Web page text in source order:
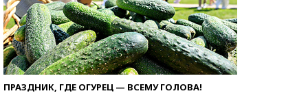
ПРАЗДНИК, ГДЕ ОГУРЕЦ — ВСЕМУ ГОЛОВА!